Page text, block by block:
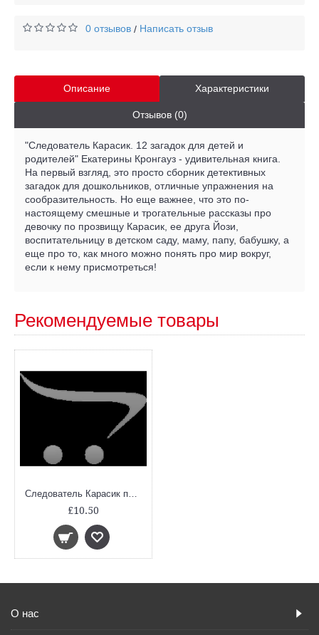
0 отзывов / Написать отзыв
Описание Характеристики
Отзывов (0)
"Следователь Карасик. 12 загадок для детей и
родителей" Екатерины Кронгауз - удивительная книга.
На первый взгляд, это просто сборник детективных
загадок для дошкольников, отличные упражнения на
сообразительность. Но еще важнее, что это по-
настоящему смешные и трогательные рассказы про
девочку по прозвищу Карасик, ее друга Йози,
воспитательницу в детском саду, маму, папу, бабушку, а
еще про то, как много можно понять про мир вокруг,
если к нему присмотреться!
Рекомендуемые товары
£10.50
О нас